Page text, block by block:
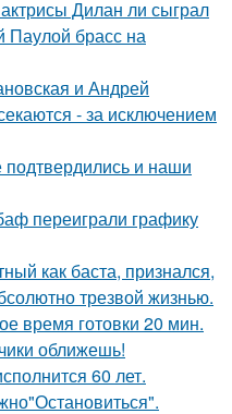
Дилан ли сыграл
Паулой брасс на
и Андрей
- за исключением
и наши
переиграли графику
как баста, признался,
трезвой жизнью.
время готовки 20 мин.
оближешь!
60 лет.